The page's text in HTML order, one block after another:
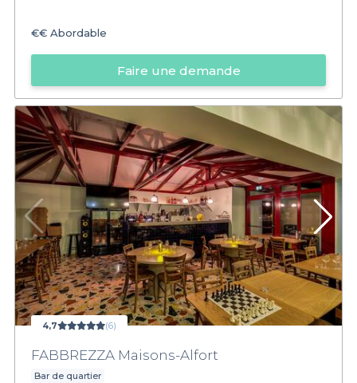
€€ Abordable
Faire une demande
4,7 (6)
FABBREZZA Maisons-Alfort
Bar de quartier